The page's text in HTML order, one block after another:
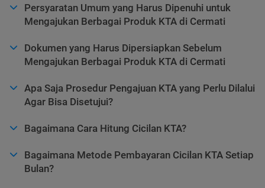
Persyaratan Umum yang Harus Dipenuhi untuk
Mengajukan Berbagai Produk KTA di Cermati
Dokumen yang Harus Dipersiapkan Sebelum
Mengajukan Berbagai Produk KTA di Cermati
Apa Saja Prosedur Pengajuan KTA yang Perlu Dilalui
Agar Bisa Disetujui?
Bagaimana Cara Hitung Cicilan KTA?
Bagaimana Metode Pembayaran Cicilan KTA Setiap
Bulan?